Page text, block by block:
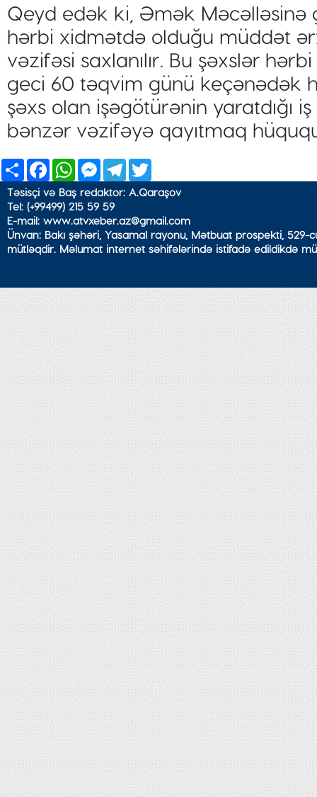
Qeyd edək ki, Əmək Məcəlləsinə
hərbi xidmətdə olduğu müddət
vəzifəsi saxlanılır. Bu şəxslər
geci 60 təqvim günü keçənədək
şəxs olan işəgötürənin yaratdığı
bənzər vəzifəyə qayıtmaq
ShareFacebookWhatsApp
Messenger
Telegram
Təsisçi və Baş redaktor: A.Qaraşov
Tel: (+99499) 215 59 59
E-mail: www.atvxeber.az@gmail.com
Ünvan: Bakı şəhəri, Yasamal rayonu, Mətbuat prospekti,
mütləqdir. Məlumat internet səhifələrində istifadə edildikdə